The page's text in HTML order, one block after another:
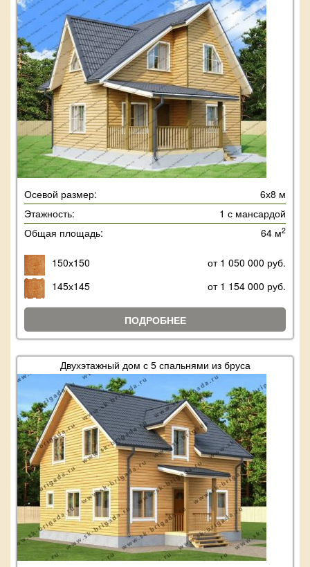
Осевой размер:
6х8 м
Этажность:
1 с мансардой
Общая площадь:
64 м2
150х150
от 1 050 000 руб.
145х145
от 1 154 000 руб.
ПОДРОБНЕЕ
Двухэтажный дом с 5 спальнями из бруса